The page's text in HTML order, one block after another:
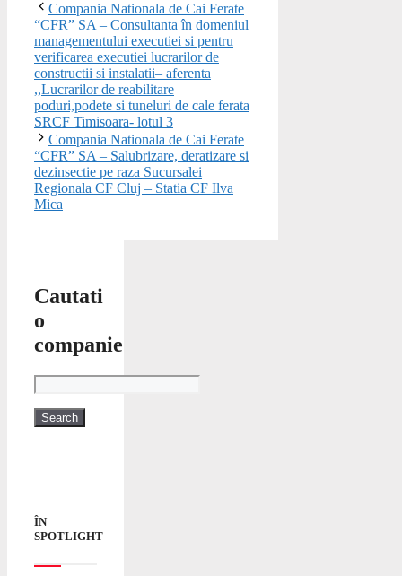
Compania Nationala de Cai Ferate
“CFR” SA – Consultanta în domeniul
managementului executiei si pentru
verificarea executiei lucrarilor de
constructii si instalatii– aferenta
,,Lucrarilor de reabilitare
poduri,podete si tuneluri de cale ferata
SRCF Timisoara- lotul 3
Compania Nationala de Cai Ferate
“CFR” SA – Salubrizare, deratizare si
dezinsectie pe raza Sucursalei
Regionala CF Cluj – Statia CF Ilva
Mica
Cautati
o
companie
ÎN
SPOTLIGHT